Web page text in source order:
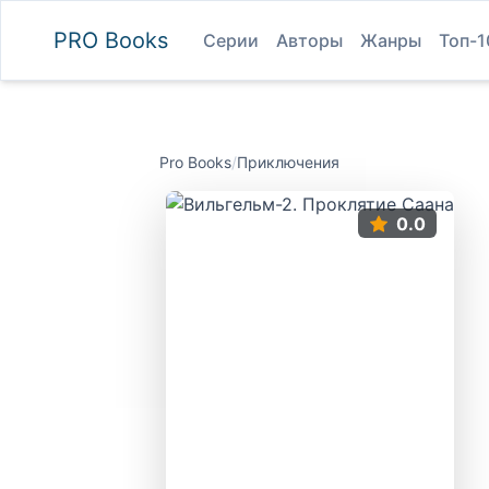
PRO Books Серии Авторы Жанры Топ-
Pro Books/Приключения
0.0